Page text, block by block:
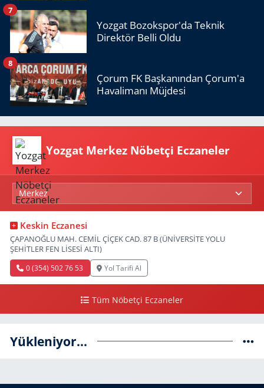
Yozgat Bozokspor'da Teknik
Direktör Belli Oldu
7
Çorum FK Başkanından Çorum'a
Havalimanı Müjdesi
8
Yozgat Merkez Nöbetçi Eczaneler
Keskin Eczanesi
ÇAPANOĞLU MAH. CEMİL ÇİÇEK CAD. 87 B (ÜNİVERSİTE YOLU
ŞEHİTLER FEN LİSESİ ALTI)
0 (354) 502 76 53 Yol Tarifi Al
Tüm Nöbetçi Eczaneler
Yükleniyor...